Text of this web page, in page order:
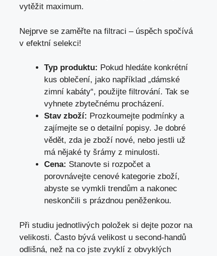
vytěžit maximum.
Nejprve se zaměřte na filtraci – úspěch spočívá
v efektní selekci!
Typ produktu: Pokud hledáte konkrétní
kus oblečení, jako například „dámské
zimní kabáty“, použijte filtrování. Tak se
vyhnete zbytečnému procházení.
Stav zboží: Prozkoumejte podmínky a
zajímejte se o detailní popisy. Je dobré
vědět, zda je zboží nové, nebo jestli už
má nějaké ty šrámy z minulosti.
Cena: Stanovte si rozpočet a
porovnávejte cenové kategorie zboží,
abyste se vymkli trendům a nakonec
neskončili s prázdnou peněženkou.
Při studiu jednotlivých položek si dejte pozor na
velikosti. Často bývá velikost u second-handů
odlišná, než na co jste zvyklí z obvyklých